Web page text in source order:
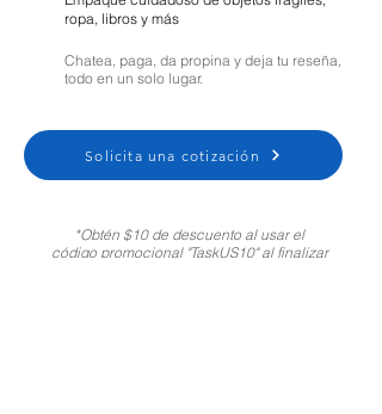
ropa, libros y más
Chatea, paga, da propina y deja tu reseña,
todo en un solo lugar.
Solicita una cotización
*Obtén $10 de descuento al usar el
código promocional "TaskUS10" al finalizar